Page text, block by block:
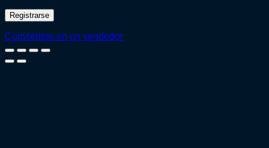
Registrarse
Conviértete en un vendedor